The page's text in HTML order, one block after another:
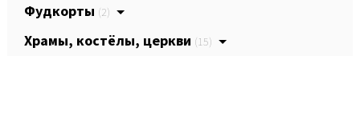
Фудкорты (2)
Храмы, костёлы, церкви (15)